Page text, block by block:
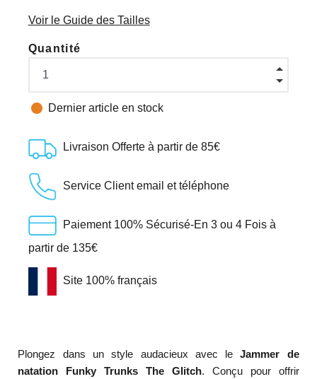
Voir le Guide des Tailles
Quantité
 Dernier article en stock
Livraison Offerte à partir de 85€
Service Client email et téléphone
Paiement 100% Sécurisé-En 3 ou 4 Fois à
partir de 135€
Site 100% français
Plongez dans un style audacieux avec leJammer de
natation Funky Trunks The Glitch. Conçu pour offrir